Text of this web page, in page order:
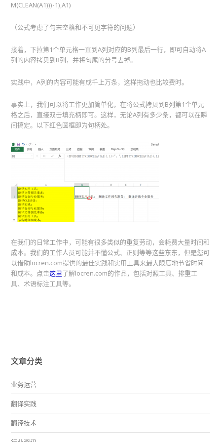
M(CLEAN(A1)))-1),A1)
（公式考虑了句末空格和不可见字符的问题）
接着，下拉第1个单元格一直到A列对应的B列最后一行，即可自动将A
列的内容拷贝到B列，并将句尾的分号去掉。
实践中，A列的内容可能有成千上万条，这样拖动也比较费时。
事实上，我们可以将工作更加简单化，在将公式拷贝到B列第1个单元
格之后，直接双击填充柄即可。这样，无论A列有多少条，都可以在瞬
间搞定。以下红色圆框即为句柄处。
在我们的日常工作中，可能有很多类似的重复劳动，会耗费大量时间和
成本。我们的工作人员可能并不懂公式、正则等等这些东东，但是您可
以借助locren.com提供的最佳实践和实用工具来最大限度地节省时间
和成本。点击这里了解locren.com的作品，包括对照工具、排重工
具、术语标注工具等。
文章分类
业务运营
翻译实践
翻译技术